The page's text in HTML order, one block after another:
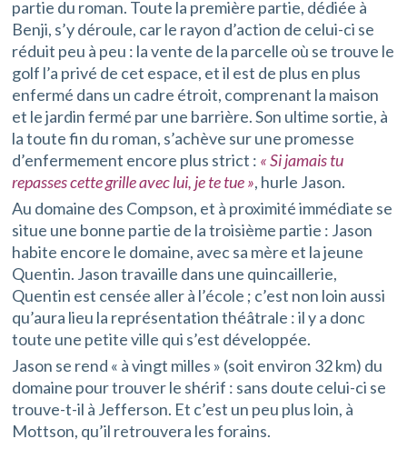
partie du roman. Toute la première partie, dédiée à
Benji, s’y déroule, car le rayon d’action de celui-ci se
réduit peu à peu : la vente de la parcelle où se trouve le
golf l’a privé de cet espace, et il est de plus en plus
enfermé dans un cadre étroit, comprenant la maison
et le jardin fermé par une barrière. Son ultime sortie, à
la toute fin du roman, s’achève sur une promesse
d’enfermement encore plus strict : « Si jamais tu
repasses cette grille avec lui, je te tue », hurle Jason.
Au domaine des Compson, et à proximité immédiate se
situe une bonne partie de la troisième partie : Jason
habite encore le domaine, avec sa mère et la jeune
Quentin. Jason travaille dans une quincaillerie,
Quentin est censée aller à l’école ; c’est non loin aussi
qu’aura lieu la représentation théâtrale : il y a donc
toute une petite ville qui s’est développée.
Jason se rend « à vingt milles » (soit environ 32 km) du
domaine pour trouver le shérif : sans doute celui-ci se
trouve-t-il à Jefferson. Et c’est un peu plus loin, à
Mottson, qu’il retrouvera les forains.